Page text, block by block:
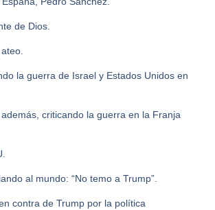
de Dios.
la guerra de Israel y Estados Unidos en
criticando la guerra en la Franja
al mundo: “No temo a Trump”.
contra de Trump por la política